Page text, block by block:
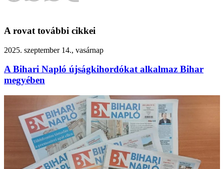
A rovat további cikkei
2025. szeptember 14., vasárnap
A Bihari Napló újságkihordókat alkalmaz Bihar
megyében